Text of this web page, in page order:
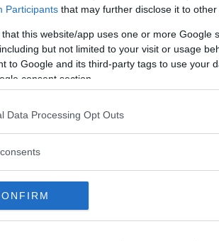
Participants that may further disclose it to other
that this website/app uses one or more Google
but not limited to your visit or usage
to Google and its third-party tags to use your
consent section.
Data Processing Opt Outs
vandraren
ö
Uwe Frers, VD för Adacs
säger han.